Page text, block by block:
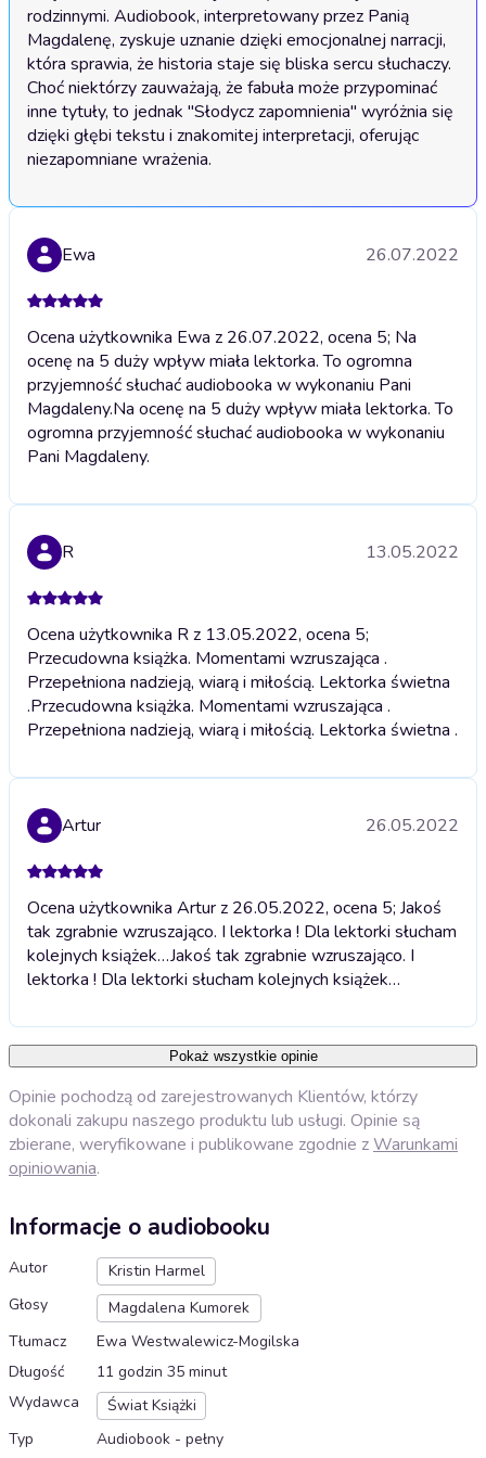
rodzinnymi. Audiobook, interpretowany przez Panią
Magdalenę, zyskuje uznanie dzięki emocjonalnej narracji,
która sprawia, że historia staje się bliska sercu słuchaczy.
Choć niektórzy zauważają, że fabuła może przypominać
inne tytuły, to jednak "Słodycz zapomnienia" wyróżnia się
dzięki głębi tekstu i znakomitej interpretacji, oferując
niezapomniane wrażenia.
Ewa 26.07.2022
Ocena użytkownika Ewa z 26.07.2022, ocena 5; Na
ocenę na 5 duży wpływ miała lektorka. To ogromna
przyjemność słuchać audiobooka w wykonaniu Pani
Magdaleny.Na ocenę na 5 duży wpływ miała lektorka. To
ogromna przyjemność słuchać audiobooka w wykonaniu
Pani Magdaleny.
R 13.05.2022
Ocena użytkownika R z 13.05.2022, ocena 5;
Przecudowna książka. Momentami wzruszająca .
Przepełniona nadzieją, wiarą i miłością. Lektorka świetna
.Przecudowna książka. Momentami wzruszająca .
Przepełniona nadzieją, wiarą i miłością. Lektorka świetna .
Artur 26.05.2022
Ocena użytkownika Artur z 26.05.2022, ocena 5; Jakoś
tak zgrabnie wzruszająco. I lektorka ! Dla lektorki słucham
kolejnych książek…Jakoś tak zgrabnie wzruszająco. I
lektorka ! Dla lektorki słucham kolejnych książek…
Pokaż wszystkie opinie
Opinie pochodzą od zarejestrowanych Klientów, którzy
dokonali zakupu naszego produktu lub usługi. Opinie są
zbierane, weryfikowane i publikowane zgodnie zWarunkami
opiniowania.
Informacje o audiobooku
Autor
Kristin Harmel
Głosy
Magdalena Kumorek
Tłumacz
Ewa Westwalewicz-Mogilska
Długość
11 godzin 35 minut
Wydawca
Świat Książki
Typ
Audiobook - pełny